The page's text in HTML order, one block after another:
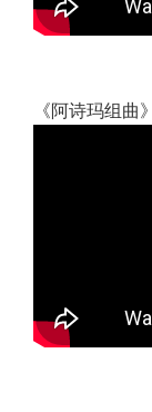
《阿诗玛组曲